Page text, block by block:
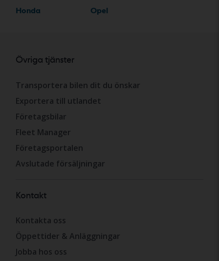
Honda
Opel
Övriga tjänster
Transportera bilen dit du önskar
Exportera till utlandet
Företagsbilar
Fleet Manager
Företagsportalen
Avslutade försäljningar
Kontakt
Kontakta oss
Öppettider & Anläggningar
Jobba hos oss